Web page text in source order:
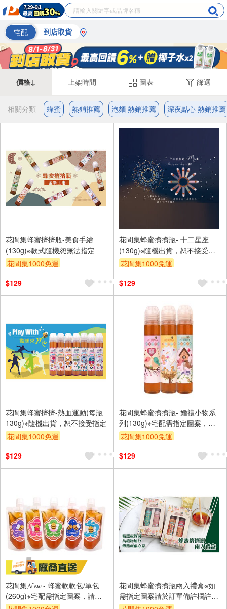
宅配 到店取貨
價格↓ 上架時間 圖表 篩選
相關分類 蜂蜜 熱銷推薦 泡麵 熱銷推薦 深夜點心 熱銷推薦
花間集蜂蜜擠擠瓶-美食手繪
(130g)※款式隨機恕無法指定
花間集1000免運
$129
花間集蜂蜜擠擠瓶- 十二星座
(130g)※隨機出貨，恕不接受指
定
花間集1000免運
$129
花間集蜂蜜擠擠-熱血運動(每瓶
130g)※隨機出貨，恕不接受指定
花間集1000免運
$129
花間集蜂蜜擠擠瓶- 婚禮小物系
列(130g)※宅配需指定圖案，請
註記在備註欄
花間集1000免運
$129
花間集𝓝𝓮𝔀 - 蜂蜜軟軟包/單包
(260g)※宅配需指定圖案，請註
記在備註欄
花間集蜂蜜擠擠瓶兩入禮盒※如
需指定圖案請於訂單備註欄註
記，如無特別指定，出貨將預設